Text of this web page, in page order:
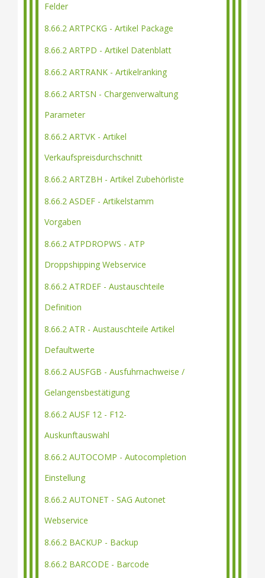
Felder
8.66.2 ARTPCKG - Artikel Package
8.66.2 ARTPD - Artikel Datenblatt
8.66.2 ARTRANK - Artikelranking
8.66.2 ARTSN - Chargenverwaltung
Parameter
8.66.2 ARTVK - Artikel
Verkaufspreisdurchschnitt
8.66.2 ARTZBH - Artikel Zubehörliste
8.66.2 ASDEF - Artikelstamm
Vorgaben
8.66.2 ATPDROPWS - ATP
Droppshipping Webservice
8.66.2 ATRDEF - Austauschteile
Definition
8.66.2 ATR - Austauschteile Artikel
Defaultwerte
8.66.2 AUSFGB - Ausfuhrnachweise /
Gelangensbestätigung
8.66.2 AUSF 12 - F12-
Auskunftauswahl
8.66.2 AUTOCOMP - Autocompletion
Einstellung
8.66.2 AUTONET - SAG Autonet
Webservice
8.66.2 BACKUP - Backup
8.66.2 BARCODE - Barcode